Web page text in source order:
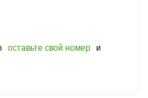
оставьте свой номер и